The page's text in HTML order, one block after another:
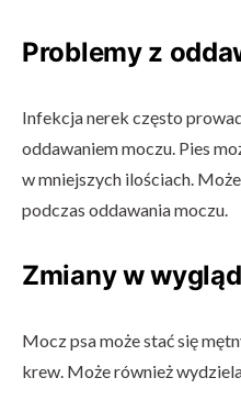
Problemy z
Infekcja nerek często
oddawaniem moczu. Pies
w mniejszych ilościach.
podczas oddawania moczu.
Zmiany w
Mocz psa może stać się
krew. Może również